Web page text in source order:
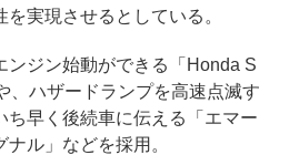
実現させるとしている。
ジン始動ができる「Honda S
、ハザードランプを高速点滅す
ち早く後続車に伝える「エマー
ル」などを採用。